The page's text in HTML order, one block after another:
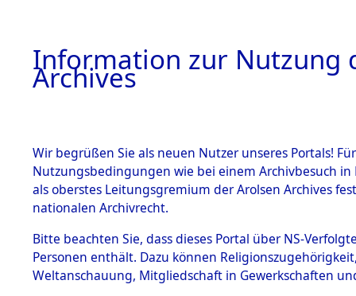
BESTÄNDE
1.
Inhaftierungsdoku
mente
1.2.9 Beim ITS
0011
Information zur Nutzung
Archives
Wir begrüßen Sie als neuen Nutzer unseres Portals!
Nutzungsbedingungen wie bei einem Archivbesuch
als oberstes Leitungsgremium der Arolsen Archives
nationalen Archivrecht.
Bitte beachten Sie, dass dieses Portal über NS-
Personen enthält. Dazu können
Weltanschauung, Mitgliedschaft in Gewerkschaften